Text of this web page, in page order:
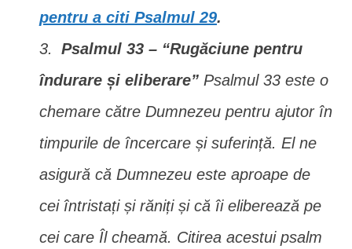
pentru a citi Psalmul 29.
Psalmul 33 – “Rugăciune pentru
îndurare și eliberare” Psalmul 33 este o
chemare către Dumnezeu pentru ajutor în
timpurile de încercare și suferință. El ne
asigură că Dumnezeu este aproape de
cei întristați și răniți și că îi eliberează pe
cei care Îl cheamă. Citirea acestui psalm